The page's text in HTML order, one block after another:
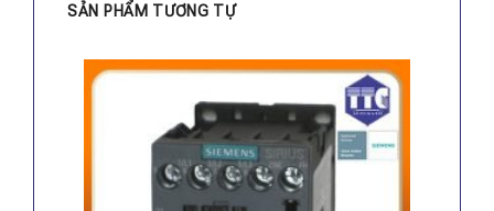
SẢN PHẨM TƯƠNG TỰ